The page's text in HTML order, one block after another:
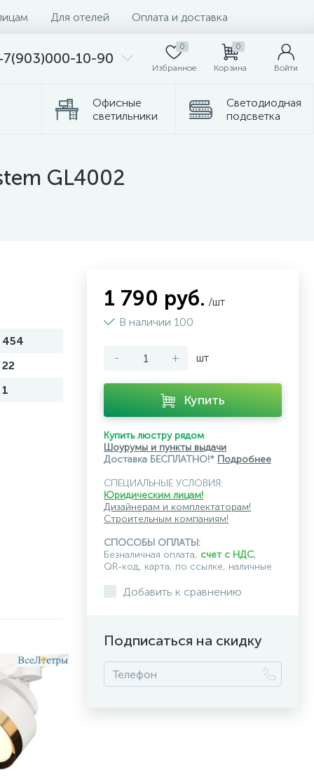
Для отелей Оплата и доставка
10-90
0
Избранное
0
Корзина Войти
Офисные
светильники
Светодиодная
подсветка
GL4002
454
22
1
1 790 руб. /шт
В наличии 100
- + шт
Купить
Купить люстру рядом
Шоурумы и пункты выдачи
Доставка БЕСПЛАТНО!* Подробнее
СПЕЦИАЛЬНЫЕ УСЛОВИЯ:
Юридическим лицам!
Дизайнерам и комплектаторам!
Строительным компаниям!
СПОСОБЫ ОПЛАТЫ:
Безналичная оплата, счет с НДС,
QR-код, карта, по ссылке, наличные
Добавить к сравнению
Подписаться на скидку